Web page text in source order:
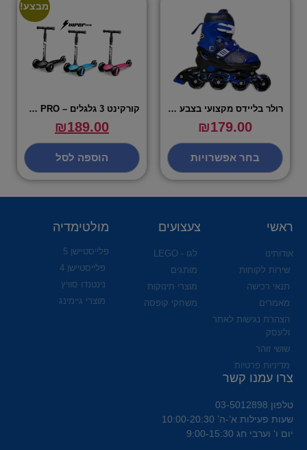
רולר בליידס מקצועי בצבע כחול מידות S,M,L – VIPER
₪179.00
בחר אפשרויות
מבצע!
קורקינט 3 גלגלים – VIPER PRO
₪189.00
הוספה לסל
ראשי
אודותינו
שירות לקוחות
תנאי רכישה
מאמרים
הצהרת נגישות לאתר
ולעסק
שושי זוהר
מדיניות פרטיות
צעצועים
לגו - LEGO
מותגים
מוצרי תינוקות
משחקי קופסה
מולטימדיה
פלייסטיישן 5
פלייסטיישן 4
נינטנדו סוויץ
מוצרי גיימינג
צרו עמנו קשר
טלפון 03-5012898
שעות פעילות א’-ה’ 10:00-20:30
יום ו' וערבי חג 9:00-15:30